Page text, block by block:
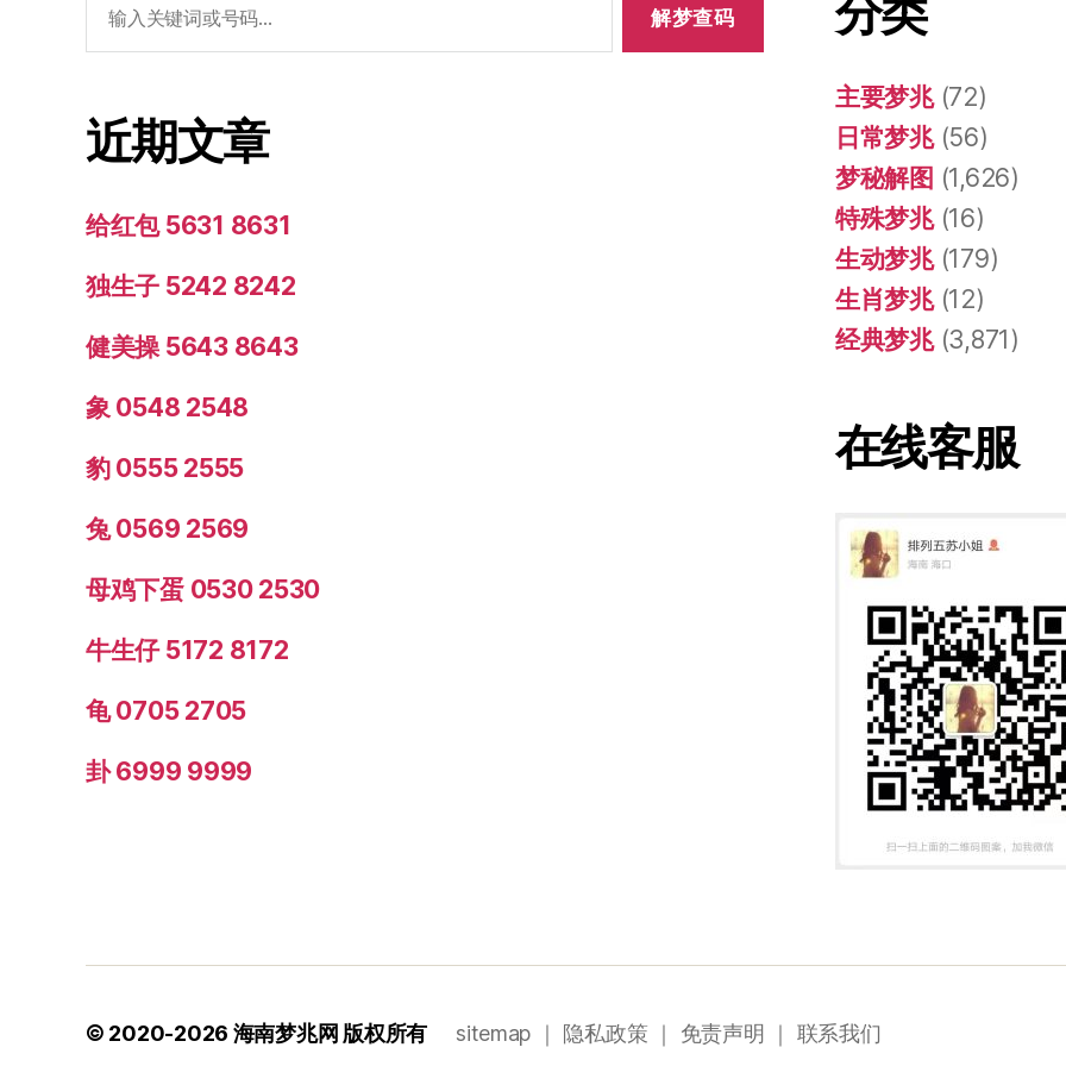
索：
近期文章
给红包 5631 8631
独生子 5242 8242
健美操 5643 8643
象 0548 2548
豹 0555 2555
兔 0569 2569
母鸡下蛋 0530 2530
牛生仔 5172 8172
龟 0705 2705
卦 6999 9999
分类
主要梦兆(72)
日常梦兆(56)
梦秘解图 (1,626)
特殊梦兆(16)
生动梦兆(179)
生肖梦兆(12)
经典梦兆(3,871)
在线客服
© 2020-2026 海南梦兆网 版权所有 sitemap ｜ 隐私政策 ｜ 免责声明 ｜ 联系我们